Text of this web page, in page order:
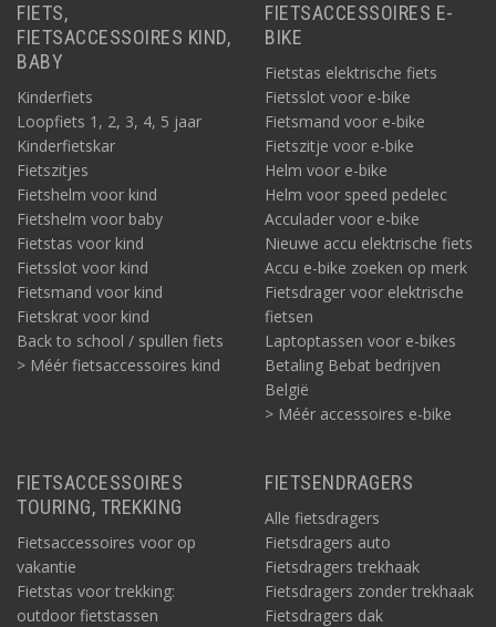
FIETS,
FIETSACCESSOIRES KIND,
BABY
Kinderfiets
Loopfiets 1, 2, 3, 4, 5 jaar
Kinderfietskar
Fietszitjes
Fietshelm voor kind
Fietshelm voor baby
Fietstas voor kind
Fietsslot voor kind
Fietsmand voor kind
Fietskrat voor kind
Back to school / spullen fiets
> Méér fietsaccessoires kind
FIETSACCESSOIRES E-
BIKE
Fietstas elektrische fiets
Fietsslot voor e-bike
Fietsmand voor e-bike
Fietszitje voor e-bike
Helm voor e-bike
Helm voor speed pedelec
Acculader voor e-bike
Nieuwe accu elektrische fiets
Accu e-bike zoeken op merk
Fietsdrager voor elektrische
fietsen
Laptoptassen voor e-bikes
Betaling Bebat bedrijven
België
> Méér accessoires e-bike
FIETSACCESSOIRES
TOURING, TREKKING
Fietsaccessoires voor op
vakantie
Fietstas voor trekking:
outdoor fietstassen
FIETSENDRAGERS
Alle fietsdragers
Fietsdragers auto
Fietsdragers trekhaak
Fietsdragers zonder trekhaak
Fietsdragers dak